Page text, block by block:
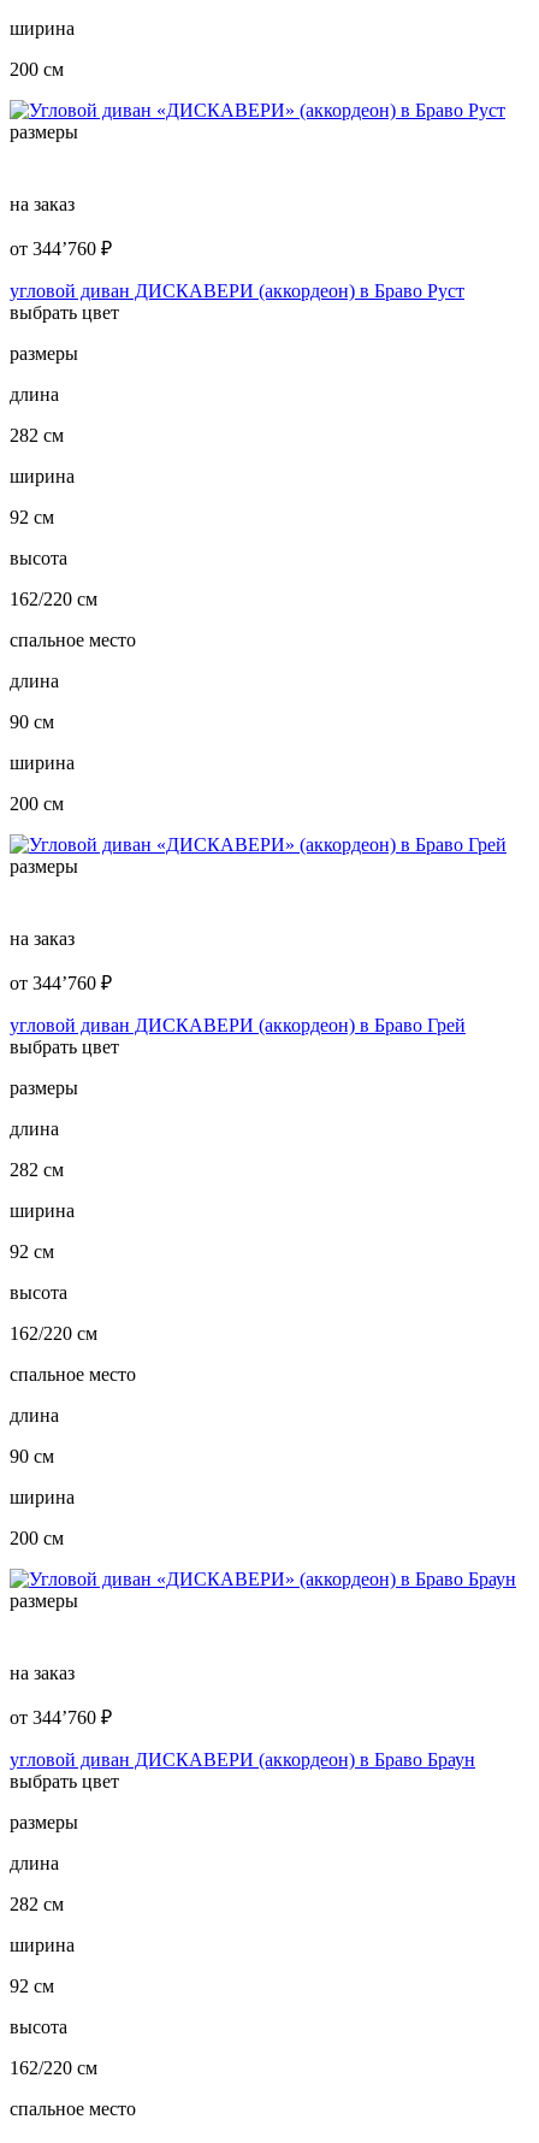
ширина
200 см
размеры
на заказ
от 344’760 ₽
угловой диван ДИСКАВЕРИ (аккордеон) в Браво Руст
выбрать цвет
размеры
длина
282 см
ширина
92 см
высота
162/220 см
спальное место
длина
90 см
ширина
200 см
размеры
на заказ
от 344’760 ₽
угловой диван ДИСКАВЕРИ (аккордеон) в Браво Грей
выбрать цвет
размеры
длина
282 см
ширина
92 см
высота
162/220 см
спальное место
длина
90 см
ширина
200 см
размеры
на заказ
от 344’760 ₽
угловой диван ДИСКАВЕРИ (аккордеон) в Браво Браун
выбрать цвет
размеры
длина
282 см
ширина
92 см
высота
162/220 см
спальное место